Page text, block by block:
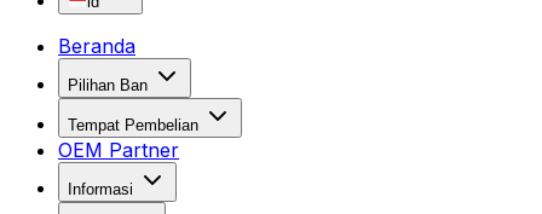
Beranda
Pilihan Ban
Tempat Pembelian
OEM Partner
Informasi